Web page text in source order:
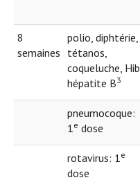
8
semaines
polio, diphtérie,
tétanos,
coqueluche, Hib,
hépatite B3
pneumocoque:
1e dose
rotavirus: 1e
dose